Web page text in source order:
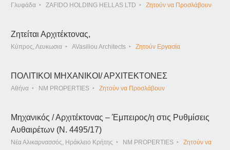
Γλυφάδα ZAFIDO HOLDING HELLAS LTD Ζητούν να Προσλάβουν
Ζητείται Αρχιτέκτονας,
Κύπρος, Λευκωσια AVasiliou Architects Ζητούν Εργασία
ΠΟΛΙΤΙΚΟΙ ΜΗΧΑΝΙΚΟΙ/ ΑΡΧΙΤΕΚΤΟΝΕΣ
Αθήνα NM PROPERTIES Ζητούν να Προσλάβουν
Μηχανικός / Αρχιτέκτονας – Έμπειρος/η στις Ρυθμίσεις
Αυθαιρέτων (Ν. 4495/17)
Νέα Αλικαρνασσός, Ηράκλειο Κρήτης NM PROPERTIES Ζητούν να